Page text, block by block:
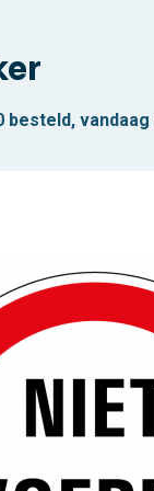
besteld,